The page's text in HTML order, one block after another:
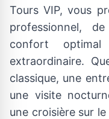
Tours VIP, vous
professionnel,
confort
extraordinaire.
classique, une
une visite
une croisière sur